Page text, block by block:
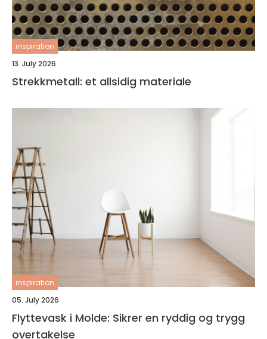
inspiration
13. July 2026
Strekkmetall: et allsidig materiale
inspiration
05. July 2026
Flyttevask i Molde: Sikrer en ryddig og trygg
overtakelse